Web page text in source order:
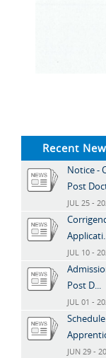
Recent
Notice -
Post
JUL 25 -
JUL 10 -
Post D...
JUL 01 -
JUN 29 -